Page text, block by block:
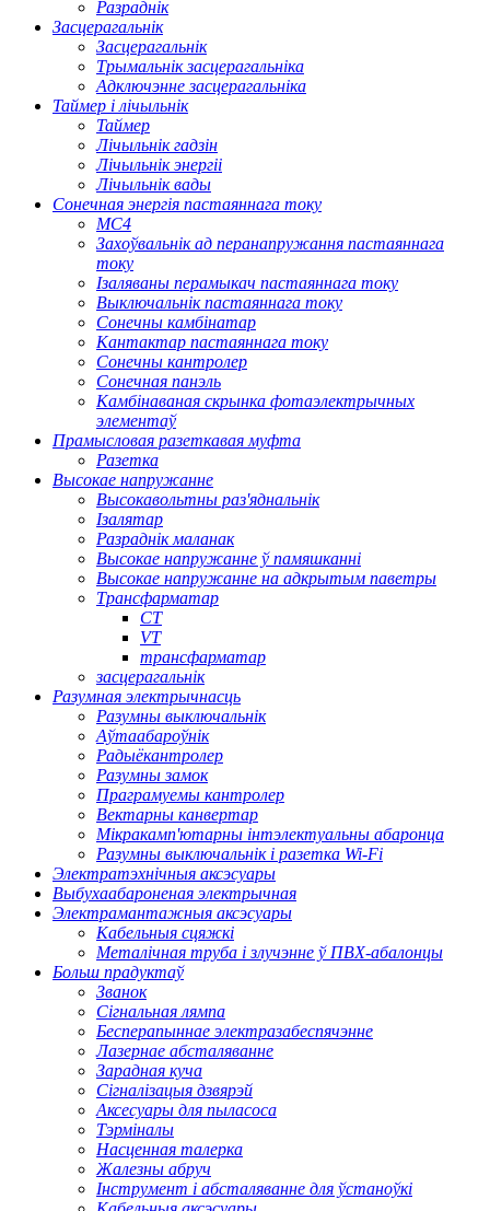
Разраднік
Засцерагальнік
Засцерагальнік
Трымальнік засцерагальніка
Адключэнне засцерагальніка
Таймер і лічыльнік
Таймер
Лічыльнік гадзін
Лічыльнік энергіі
Лічыльнік вады
Сонечная энергія пастаяннага току
МС4
Захоўвальнік ад перанапружання пастаяннага
току
Ізаляваны перамыкач пастаяннага току
Выключальнік пастаяннага току
Сонечны камбінатар
Кантактар ​​пастаяннага току
Сонечны кантролер
Сонечная панэль
Камбінаваная скрынка фотаэлектрычных
элементаў
Прамысловая разеткавая муфта
Разетка
Высокае напружанне
Высокавольтны раз'яднальнік
Ізалятар
Разраднік маланак
Высокае напружанне ў памяшканні
Высокае напружанне на адкрытым паветры
Трансфарматар
CT
VT
трансфарматар
засцерагальнік
Разумная электрычнасць
Разумны выключальнік
Аўтаабароўнік
Радыёкантролер
Разумны замок
Праграмуемы кантролер
Вектарны канвертар
Мікракамп'ютарны інтэлектуальны абаронца
Разумны выключальнік і разетка Wi-Fi
Электратэхнічныя аксэсуары
Выбухаабароненая электрычная
Электрамантажныя аксэсуары
Кабельныя сцяжкі
Металічная труба і злучэнне ў ПВХ-абалонцы
Больш прадуктаў
Званок
Сігнальная лямпа
Бесперапыннае электразабеспячэнне
Лазернае абсталяванне
Зарадная куча
Сігналізацыя дзвярэй
Аксесуары для пыласоса
Тэрміналы
Насценная талерка
Жалезны абруч
Інструмент і абсталяванне для ўстаноўкі